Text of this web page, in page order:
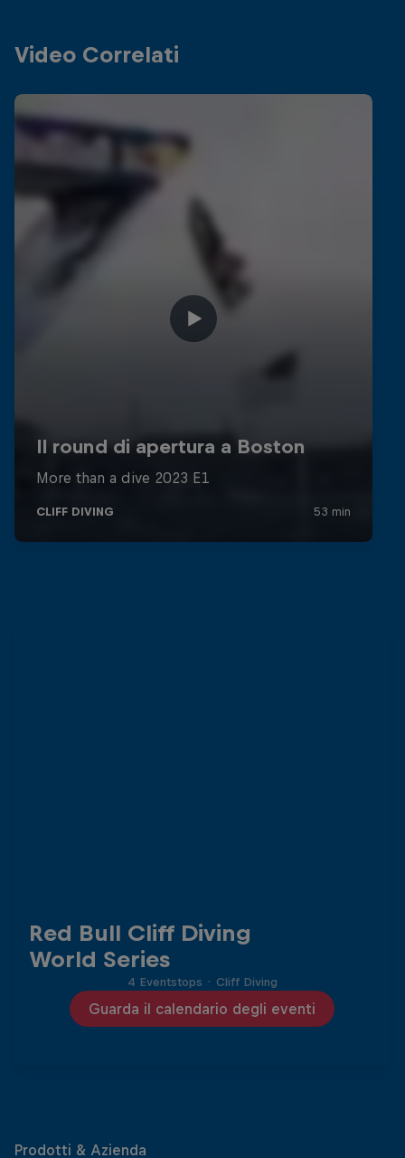
Video Correlati
Red Bull Cliff Diving
World Series
Guarda il calendario degli eventi
4 Eventstops · Cliff Diving